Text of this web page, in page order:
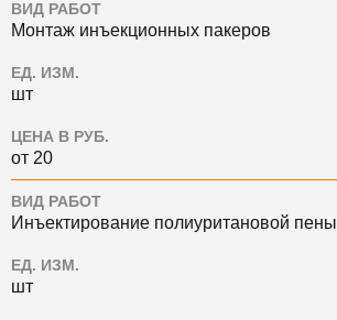
ВИД РАБОТ
Монтаж инъекционных пакеров
ЕД. ИЗМ.
шт
ЦЕНА В РУБ.
от 20
ВИД РАБОТ
Инъектирование полиуритановой пены
ЕД. ИЗМ.
шт